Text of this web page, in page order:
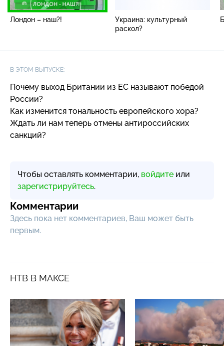
Лондон – наш?!
Украина: культурный
раскол?
В ЭТОМ ВЫПУСКЕ:
Почему выход Британии из ЕС называют победой
России?
Как изменится тональность европейского хора?
Ждать ли нам теперь отмены антироссийских
санкций?
Чтобы оставлять комментарии, войдите или
зарегистрируйтесь.
Комментарии
Здесь пока нет комментариев, Ваш может быть
первым.
НТВ В МАКСЕ